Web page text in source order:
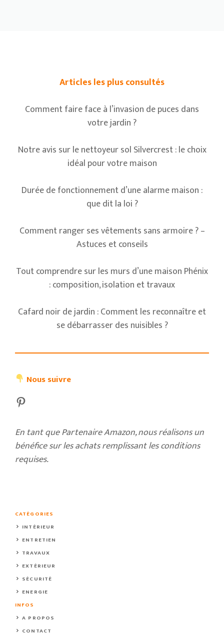
Articles les plus consultés
Comment faire face à l’invasion de puces dans
votre jardin ?
Notre avis sur le nettoyeur sol Silvercrest : le choix
idéal pour votre maison
Durée de fonctionnement d’une alarme maison :
que dit la loi ?
Comment ranger ses vêtements sans armoire ? –
Astuces et conseils
Tout comprendre sur les murs d’une maison Phénix
: composition, isolation et travaux
Cafard noir de jardin : Comment les reconnaître et
se débarrasser des nuisibles ?
Nous suivre
Pinterest
En tant que Partenaire Amazon, nous réalisons un
bénéfice sur les achats remplissant les conditions
requises.
CATÉGORIES
INTÉRIEUR
ENTRETIEN
TRAVAUX
EXTÉRIEUR
SÉCURITÉ
ENERGIE
INFOS
A PROPOS
CONTACT